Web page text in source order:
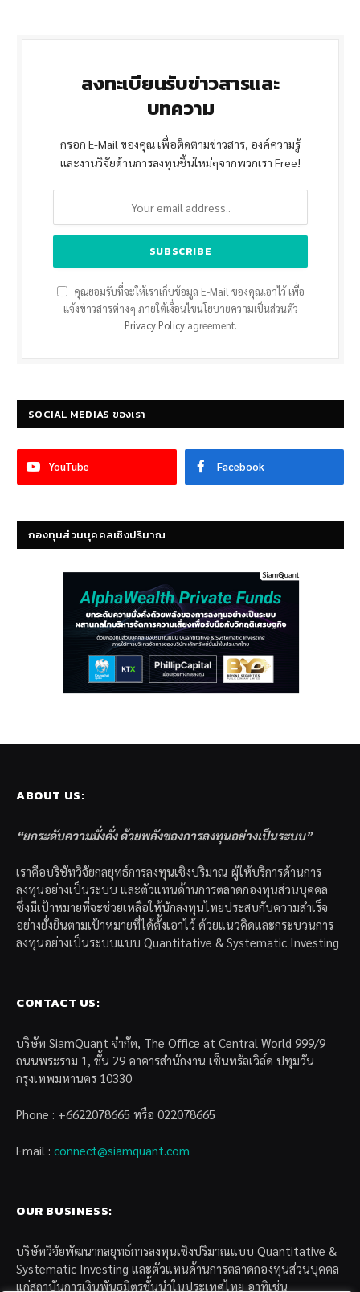
ลงทะเบียนรับข่าวสารและ
บทความ
กรอก E-Mail ของคุณ เพื่อติดตามข่าวสาร, องค์ความรู้
และงานวิจัยด้านการลงทุนชิ้นใหม่ๆจากพวกเรา Free!
คุณยอมรับที่จะให้เราเก็บข้อมูล E-Mail ของคุณเอาไว้ เพื่อ
แจ้งข่าวสารต่างๆ ภายใต้เงื่อนไขนโยบายความเป็นส่วนตัว
Privacy Policyagreement.
SOCIAL MEDIAS ของเรา
YouTube Facebook
กองทุนส่วนบุคคลเชิงปริมาณ
ABOUT US:
“ยกระดับความมั่งคั่ง ด้วยพลังของการลงทุนอย่างเป็นระบบ”
เราคือบริษัทวิจัยกลยุทธ์การลงทุนเชิงปริมาณ ผู้ให้บริการด้านการ
ลงทุนอย่างเป็นระบบ และตัวแทนด้านการตลาดกองทุนส่วนบุคคล
ซึ่งมีเป้าหมายที่จะช่วยเหลือให้นักลงทุนไทยประสบกับความสำเร็จ
อย่างยั่งยืนตามเป้าหมายที่ได้ตั้งเอาไว้ ด้วยแนวคิดและกระบวนการ
ลงทุนอย่างเป็นระบบแบบ Quantitative & Systematic Investing
CONTACT US:
บริษัท SiamQuant จำกัด, The Office at Central World 999/9
ถนนพระราม 1, ชั้น 29 อาคารสำนักงาน เซ็นทรัลเวิล์ด ปทุมวัน
กรุงเทพมหานคร 10330
Phone : +6622078665 หรือ 022078665
Email : connect@siamquant.com
OUR BUSINESS:
บริษัทวิจัยพัฒนากลยุทธ์การลงทุนเชิงปริมาณแบบ Quantitative &
Systematic Investing และตัวแทนด้านการตลาดกองทุนส่วนบุคคล
แก่สถาบันการเงินพันธมิตรชั้นนำในประเทศไทย อาทิเช่น